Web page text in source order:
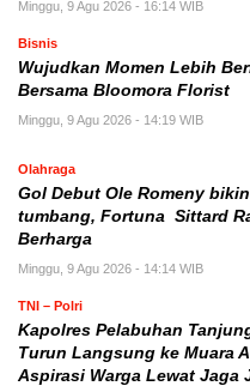
Minggu, 9 Agu 2026 - 16:14 WIB
Bisnis
Wujudkan Momen Lebih
Bersama Bloomora Florist
Minggu, 9 Agu 2026 - 14:19 WIB
Olahraga
Gol Debut Ole Romeny
tumbang, Fortuna Sittard
Berharga
Minggu, 9 Agu 2026 - 14:14 WIB
TNI – Polri
Kapolres Pelabuhan
Turun Langsung ke Muara
Aspirasi Warga Lewat Jaga